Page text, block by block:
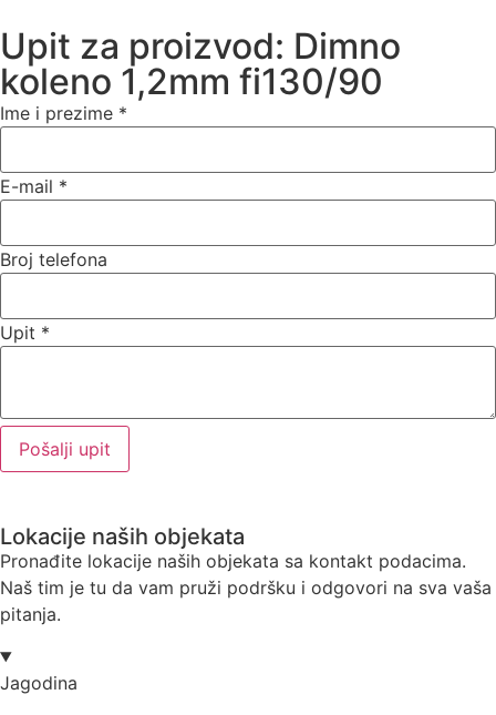
Upit za proizvod: Dimno
koleno 1,2mm fi130/90
Ime i prezime *
E-mail *
Broj telefona
Upit *
Pošalji upit
Lokacije naših objekata
Pronađite lokacije naših objekata sa kontakt podacima.
Naš tim je tu da vam pruži podršku i odgovori na sva vaša
pitanja.
Jagodina